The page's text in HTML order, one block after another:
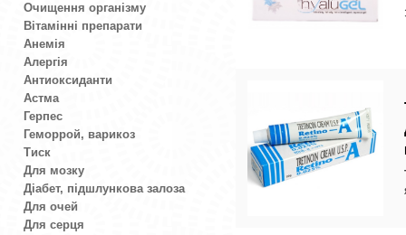
Очищення організму
Вітамінні препарати
Анемія
Алергія
Антиоксиданти
Астма
Герпес
Геморрой, варикоз
Тиск
Для мозку
Діабет, підшлункова залоза
Для очей
Для серця